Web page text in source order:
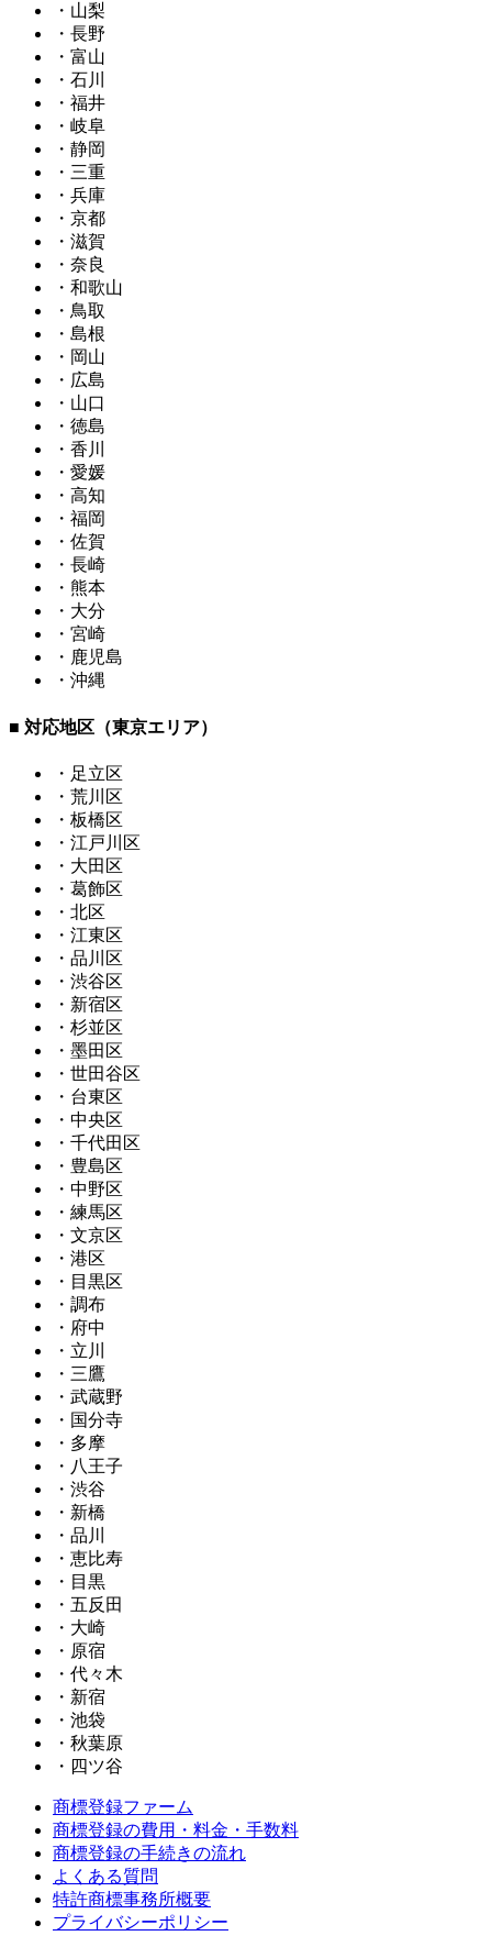
・山梨
・長野
・富山
・石川
・福井
・岐阜
・静岡
・三重
・兵庫
・京都
・滋賀
・奈良
・和歌山
・鳥取
・島根
・岡山
・広島
・山口
・徳島
・香川
・愛媛
・高知
・福岡
・佐賀
・長崎
・熊本
・大分
・宮崎
・鹿児島
・沖縄
■ 対応地区（東京エリア）
・足立区
・荒川区
・板橋区
・江戸川区
・大田区
・葛飾区
・北区
・江東区
・品川区
・渋谷区
・新宿区
・杉並区
・墨田区
・世田谷区
・台東区
・中央区
・千代田区
・豊島区
・中野区
・練馬区
・文京区
・港区
・目黒区
・調布
・府中
・立川
・三鷹
・武蔵野
・国分寺
・多摩
・八王子
・渋谷
・新橋
・品川
・恵比寿
・目黒
・五反田
・大崎
・原宿
・代々木
・新宿
・池袋
・秋葉原
・四ツ谷
商標登録ファーム
商標登録の費用・料金・手数料
商標登録の手続きの流れ
よくある質問
特許商標事務所概要
プライバシーポリシー